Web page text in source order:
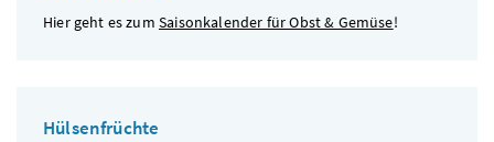
Hier geht es zum Saisonkalender für Obst & Gemüse!
Hülsenfrüchte